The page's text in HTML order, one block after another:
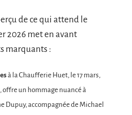
de ce qui attend le
2026 met en avant
marquants :
à la Chaufferie Huet, le 17 mars,
offre un hommage nuancé à
Dupuy, accompagnée de Michael